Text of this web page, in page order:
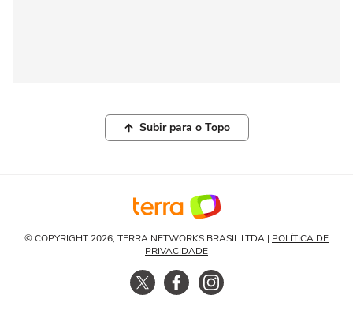
Subir para o Topo
© COPYRIGHT 2026, TERRA NETWORKS BRASIL LTDA | POLÍTICA DE
PRIVACIDADE